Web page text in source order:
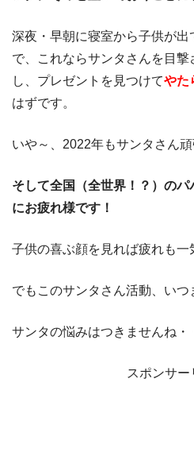
深夜・早朝に寝室から子供が
で、これならサンタさんを目撃
し、プレゼントを見つけてやた
はずです。
いや～、2022年もサンタさん頑
そして全国（全世界！？）の
にお疲れ様です！
子供の喜ぶ顔を見れば疲れも一
でもこのサンタさん活動、いつ
サンタの悩みはつきませんね・
スポンサー